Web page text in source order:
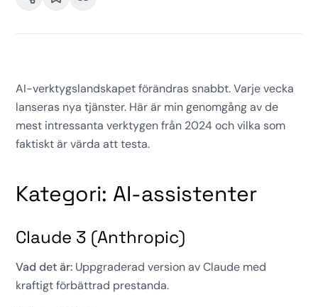
AI-verktygslandskapet förändras snabbt. Varje vecka
lanseras nya tjänster. Här är min genomgång av de
mest intressanta verktygen från 2024 och vilka som
faktiskt är värda att testa.
Kategori: AI-assistenter
Claude 3 (Anthropic)
Vad det är: Uppgraderad version av Claude med
kraftigt förbättrad prestanda.